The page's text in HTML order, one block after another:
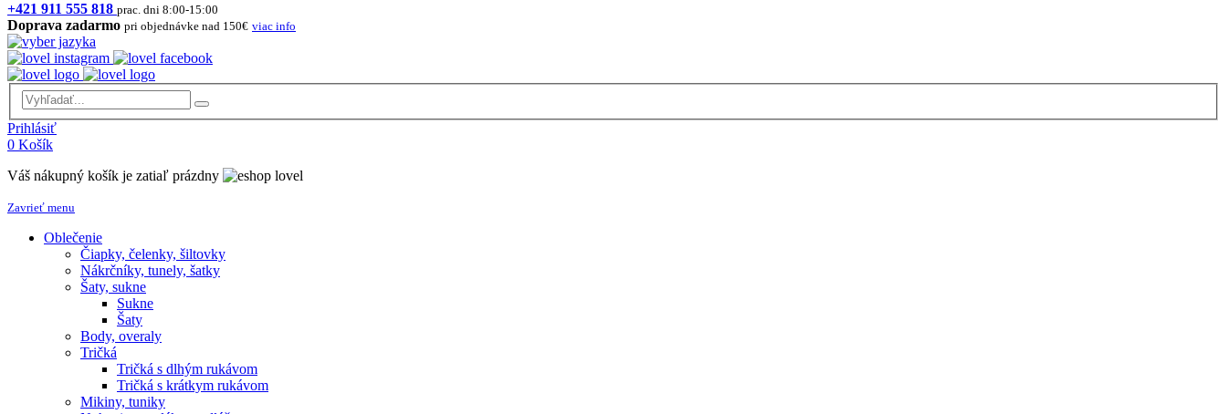
+421 911 555 818 prac. dni 8:00-15:00
Doprava zadarmo pri objednávke nad 150€ viac info
Prihlásiť
0 Košík
Váš nákupný košík je zatiaľ prázdny
Zavrieť menu
Oblečenie
Čiapky, čelenky, šiltovky
Nákrčníky, tunely, šatky
Šaty, sukne
Sukne
Šaty
Body, overaly
Tričká
Tričká s dlhým rukávom
Tričká s krátkym rukávom
Mikiny, tuniky